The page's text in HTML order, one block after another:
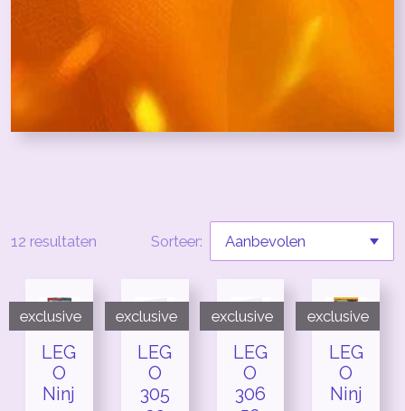
12 resultaten Sorteer:
exclusive
LEG
O
Ninj
exclusive
LEG
O
305
exclusive
LEG
O
306
exclusive
LEG
O
Ninj